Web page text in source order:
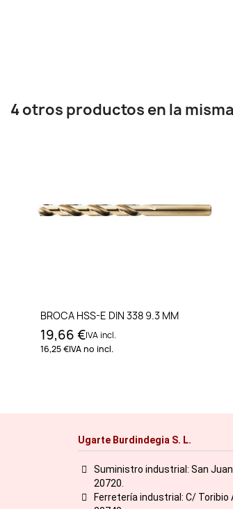
4 otros productos en la
Añadir al carrito
BROCA HSS-E DIN 338 9.3 MM
19,66 €IVA incl.
16,25 €IVA no incl.
Ugarte Burdindegia S. L.
Suministro industrial: San
20720.
Ferretería industrial: C/